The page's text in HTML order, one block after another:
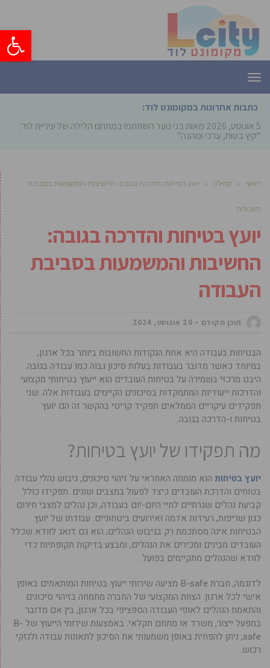
פתח
תפריט
כתבות אחרונות במקומונט לוד:
5 אוגוסט, 2026
מאות בני נוער השתתפו במתחם הלילה של עיריית לוד:
“קיץ בטוח, ערכי ומהנה”
ראשי » קהילה » יועץ בטיחות והדרכה בגובה: החשיבות והמשמעות בסביבת
העבודה
יועץ בטיחות והדרכה בגובה:
החשיבות והמשמעות בסביבת
העבודה
תוכן מקודם 20 אוגוסט, 2024
הבטיחות בעבודה היא אחת הנקודות החשובות ביותר בכל ארגון,
במיוחד כאשר מדובר בעבודות בעלות סיכון גבוה כמו עבודה בגובה.
היבט מרכזי בשמירה על בטיחות העובדים הוא ייעוץ בטיחותי מקצועי
והדרכות ייעודיות המתמקדות בסיכונים הקיימים בעבודות אלה. שני
תפקידים עיקריים הממלאים תפקיד קריטי בהקשר זה הם יועץ
בטיחות ו-הדרכה בגובה.
מה תפקידו של יועץ בטיחות?
יועץ בטיחות הוא מומחה האחראי על זיהוי סיכונים, גיבוש נהלי עבודה
בטוחים והדרכת העובדים כיצד לפעול במצבים שונים. תפקידו כולל
קביעת נהלים שגרתיים לחיי היום-יום בעבודה, וכן נהלים למצבי חירום
כגון שריפות, רעידות אדמה ואירועים ביטחוניים. עבודתו של יועץ
הבטיחות אינה מסתכמת רק בגיבוש הנהלים; הוא גם דואג לוודא שכלל
העובדים מבינים ומכירים את הנהלים, ומבצע בדיקות תקופתיות כדי
לוודא שהנהלים מתקיימים בפועל.
לדוגמה, חברת B-safe מציעה שירותי ייעוץ בטיחות המותאמים באופן
אישי לכל ארגון. הצוות המקצועי של החברה מתמחה בזיהוי סיכונים
והתאמת הנהלים לאופי העבודה הספציפי בכל ארגון, בין אם מדובר
במפעל ייצור, משרד או מתחם חקלאי. באמצעות שירותי הייעוץ של B-
safe, ניתן להפחית באופן משמעותי את הסיכון לתאונות עבודה ולנזקי
רכוש.